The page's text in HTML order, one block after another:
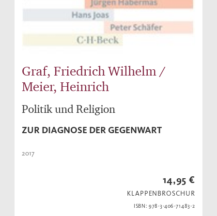
Graf, Friedrich Wilhelm /
Meier, Heinrich
Politik und Religion
ZUR DIAGNOSE DER GEGENWART
2017
14,95 €
KLAPPENBROSCHUR
ISBN: 978-3-406-71483-2